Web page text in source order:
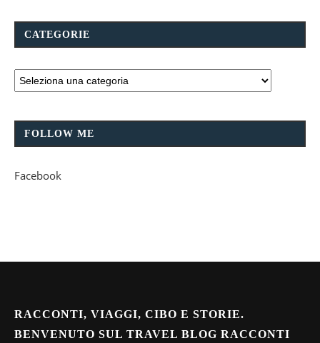
CATEGORIE
FOLLOW ME
Facebook
RACCONTI, VIAGGI, CIBO E STORIE.
BENVENUTO SUL TRAVEL BLOG RACCONTI